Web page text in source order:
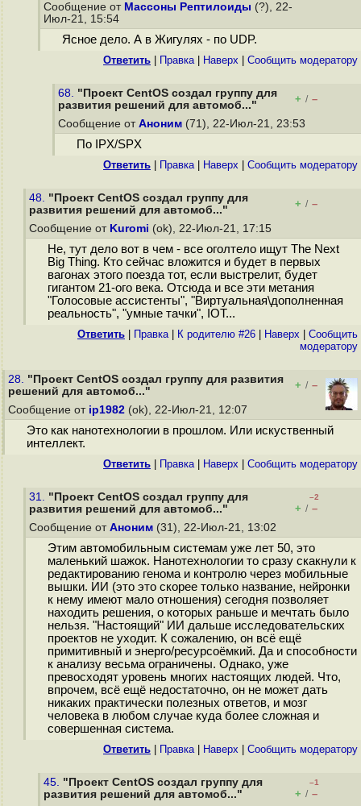
Сообщение от Массоны Рептилоиды (?), 22-
Июл-21, 15:54
Ясное дело. А в Жигулях - по UDP.
Ответить Правка| Наверх Cообщить модератору
68. "Проект CentOS создал группу для
развития решений для автомоб..."
+ / –
Сообщение от Аноним (71), 22-Июл-21, 23:53
По IPX/SPX
Ответить Правка| Наверх Cообщить модератору
48. "Проект CentOS создал группу для
развития решений для автомоб..."
+ / –
Сообщение от Kuromi (ok), 22-Июл-21, 17:15
Не, тут дело вот в чем - все оголтело ищут The Next
Big Thing. Кто сейчас вложится и будет в первых
вагонах этого поезда тот, если выстрелит, будет
гигантом 21-ого века. Отсюда и все эти метания
"Голосовые ассистенты", "Виртуальная\дополненная
реальность", "умные тачки", IOT...
Ответить Правка| К родителю #26 Наверх
Cообщить
модератору
28. "Проект CentOS создал группу для развития
решений для автомоб..."
+ / –
Сообщение от ip1982 (ok), 22-Июл-21, 12:07
Это как нанотехнологии в прошлом. Или искуственный
интеллект.
Ответить Правка| Наверх Cообщить модератору
31. "Проект CentOS создал группу для
развития решений для автомоб..."
–2
+ / –
Сообщение от Аноним (31), 22-Июл-21, 13:02
Этим автомобильным системам уже лет 50, это
маленький шажок. Нанотехнологии то сразу скакнули к
редактированию генома и контролю через мобильные
вышки. ИИ (это это скорее только название, нейронки
к нему имеют мало отношения) сегодня позволяет
находить решения, о которых раньше и мечтать было
нельзя. "Настоящий" ИИ дальше исследовательских
проектов не уходит. К сожалению, он всё ещё
примитивный и энерго/ресурсоёмкий. Да и способности
к анализу весьма ограничены. Однако, уже
превосходят уровень многих настоящих людей. Что,
впрочем, всё ещё недостаточно, он не может дать
никаких практически полезных ответов, и мозг
человека в любом случае куда более сложная и
совершенная система.
Ответить Правка| Наверх Cообщить модератору
45. "Проект CentOS создал группу для
развития решений для автомоб..."
–1
+ / –